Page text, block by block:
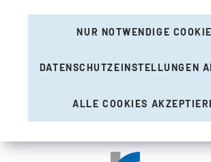
NUR NOTWENDIGE
DATENSCHUTZEINSTELLUNGEN
ALLE COOKIES